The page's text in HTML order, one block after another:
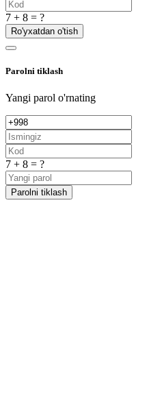
7 + 8 = ?
Ro'yxatdan o'tish
Parolni tiklash
Yangi parol o'rnating
7 + 8 = ?
Parolni tiklash